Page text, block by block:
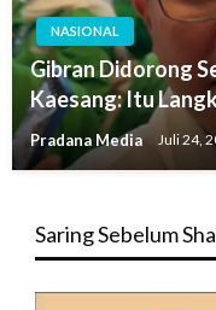
NASIONAL
Gibran Didorong
Kaesang: Itu
Pradana Media Juli 24,
Saring Sebelum